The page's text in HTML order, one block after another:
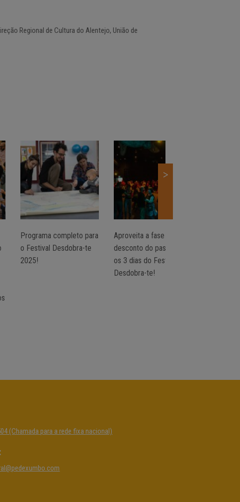
Regional de Cultura do Alentejo, União de
>
Programa completo para
o Festival Desdobra-te
2025!
Aproveita a fase de
desconto do passe para
os 3 dias do Festival
Desdobra-te!
(Chamada para a rede fixa nacional)